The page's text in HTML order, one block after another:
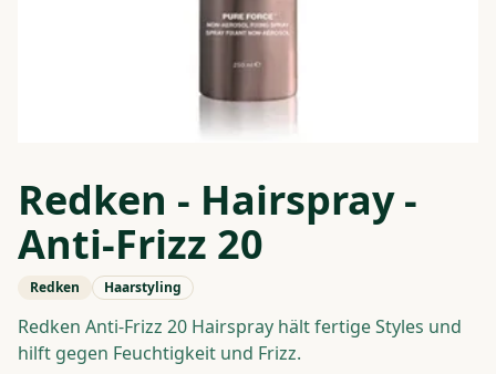
Redken - Hairspray -
Anti-Frizz 20
Redken Haarstyling
Redken Anti-Frizz 20 Hairspray hält fertige Styles und
hilft gegen Feuchtigkeit und Frizz.